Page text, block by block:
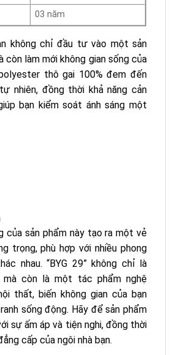
03 năm
không chỉ đầu tư vào một sản
còn làm mới không gian sống của
thô gai 100% đem đến
nhiên, đồng thời khả năng cản
bạn kiểm soát ánh sáng một
của sản phẩm này tạo ra một vẻ
trọng, phù hợp với nhiều phong
nhau. “BYG 29” không chỉ là
còn là một tác phẩm nghệ
thất, biến không gian của bạn
sống động. Hãy để sản phẩm
sự ấm áp và tiện nghi, đồng thời
cấp của ngôi nhà bạn.